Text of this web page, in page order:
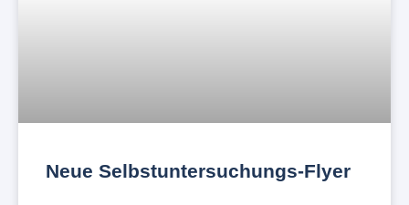
Neue Selbstuntersuchungs-Flyer